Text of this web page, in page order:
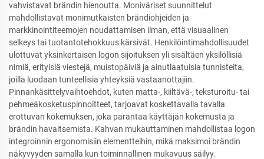
vahvistavat brändin hienoutta. Moniväriset suunnittelut
mahdollistavat monimutkaisten brändiohjeiden ja
markkinointiteemojen noudattamisen ilman, että visuaalinen
selkeys tai tuotantotehokkuus kärsivät. Henkilöintimahdollisuudet
ulottuvat yksinkertaisen logon sijoituksen yli sisältäen yksilöllisiä
nimiä, erityisiä viestejä, muistopäiviä ja ainutlaatuisia tunnisteita,
joilla luodaan tunteellisia yhteyksiä vastaanottajiin.
Pinnankäsittelyvaihtoehdot, kuten matta-, kiiltävä-, teksturoitu- tai
pehmeäkosketuspinnoitteet, tarjoavat koskettavalla tavalla
erottuvan kokemuksen, joka parantaa käyttäjän kokemusta ja
brändin havaitsemista. Kahvan mukauttaminen mahdollistaa logon
integroinnin ergonomisiin elementteihin, mikä maksimoi brändin
näkyvyyden samalla kun toiminnallinen mukavuus säilyy.